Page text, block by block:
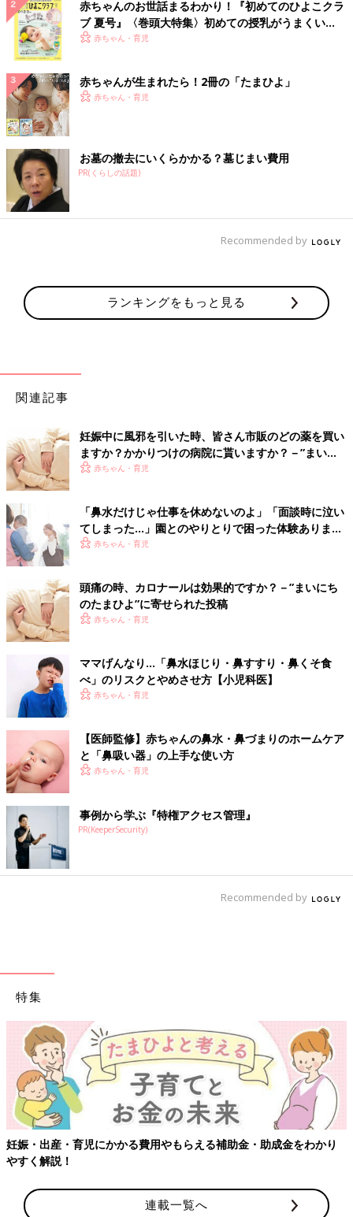
赤ちゃんのお世話まるわかり！『初めてのひよこクラ
ブ 夏号』〈巻頭大特集〉初めての授乳がうまくい
く！ おっぱい・ミルクの基本と夏のトラブル 解決テ
赤ちゃん・育児
赤ちゃんが生まれたら！2冊の「たまひよ」
赤ちゃん・育児
お墓の撤去にいくらかかる？墓じまい費用
PR(くらしの話題)
Recommended by
ランキングをもっと見る
関連記事
妊娠中に風邪を引いた時、皆さん市販のどの薬を買い
ますか？かかりつけの病院に貰いますか？－”まいに
ちのたまひよ”の体験談
赤ちゃん・育児
「鼻水だけじゃ仕事を休めないのよ」「面談時に泣い
てしまった…」園とのやりとりで困った体験あります
か？赤ちゃん・育児
頭痛の時、カロナールは効果的ですか？－”まいにち
のたまひよ”に寄せられた投稿
赤ちゃん・育児
ママげんなり…「鼻水ほじり・鼻すすり・鼻くそ食
べ」のリスクとやめさせ方【小児科医】
赤ちゃん・育児
【医師監修】赤ちゃんの鼻水・鼻づまりのホームケア
と「鼻吸い器」の上手な使い方
赤ちゃん・育児
事例から学ぶ『特権アクセス管理』
PR(KeeperSecurity)
Recommended by
特集
金・助成金をわかり
【ワクチン接種できるものも】妊婦の感染
連載一覧へ